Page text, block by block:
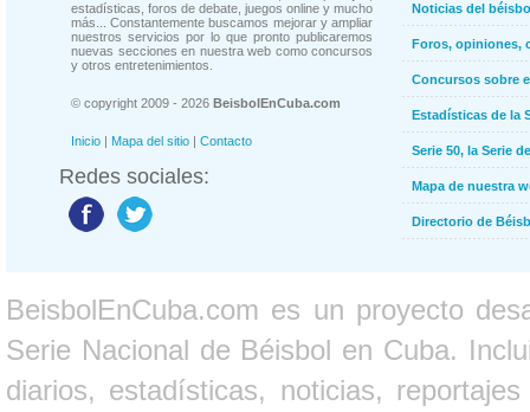
estadísticas, foros de debate, juegos online y mucho
más... Constantemente buscamos mejorar y ampliar
nuestros servicios por lo que pronto publicaremos
nuevas secciones en nuestra web como concursos
y otros entretenimientos.
© copyright 2009 - 2026 BeisbolEnCuba.com
Inicio | Mapa del sitio | Contacto
Redes sociales:
Noticias del
Foros, opiniones,
Concursos sobre
Estadísticas de la
Serie 50, la Serie
Mapa de nuestra
Directorio de
BeisbolEnCuba.com es un proyecto
Serie Nacional de Béisbol en Cuba.
diarios, estadísticas, noticias,